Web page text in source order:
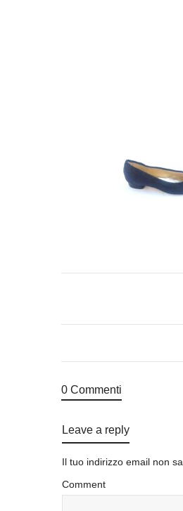
0 Commenti
Leave a reply
Il tuo indirizzo email non
Comment